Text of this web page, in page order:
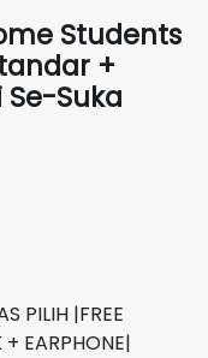
Students
+
Se-Suka
PILIH |FREE
+ EARPHONE|